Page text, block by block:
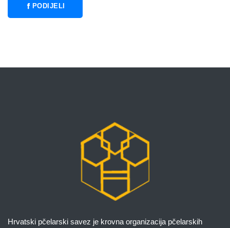
PODIJELI
Hrvatski pčelarski savez je krovna organizacija pčelarskih